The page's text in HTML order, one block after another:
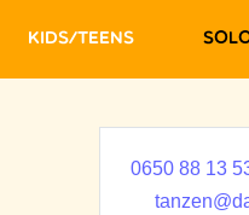
Kids/Teens
0650 88 13